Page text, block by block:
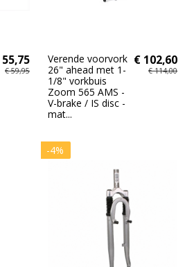
€ 59,95
Verende voorvork
26" ahead met 1-
1/8" vorkbuis
Zoom 565 AMS -
V-brake / IS disc -
mat...
€ 102,60
€ 114,00
-4%